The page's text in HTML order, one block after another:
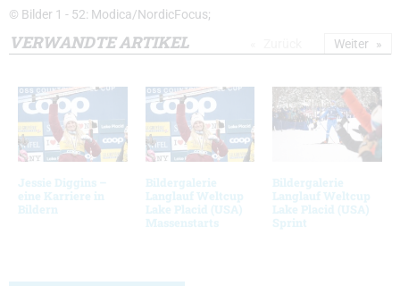
© Bilder 1 - 52: Modica/NordicFocus;
VERWANDTE ARTIKEL
Jessie Diggins –
eine Karriere in
Bildern
Bildergalerie
Langlauf Weltcup
Lake Placid (USA)
Massenstarts
Bildergalerie
Langlauf Weltcup
Lake Placid (USA)
Sprint
Weiter